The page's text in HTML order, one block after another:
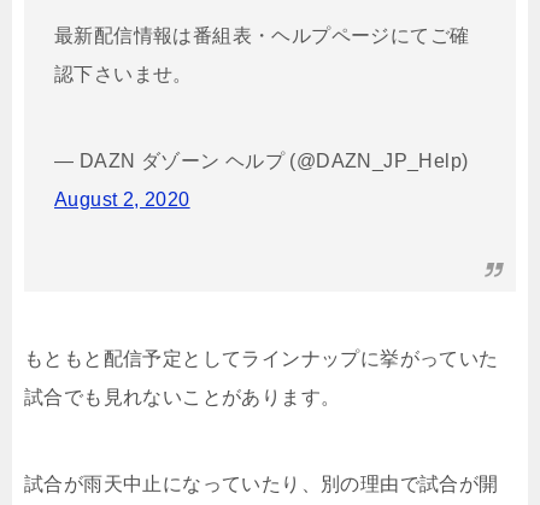
最新配信情報は番組表・ヘルプページにてご確
認下さいませ。
— DAZN ダゾーン ヘルプ (@DAZN_JP_Help)
August 2, 2020
もともと配信予定としてラインナップに挙がっていた
試合でも見れないことがあります。
試合が雨天中止になっていたり、別の理由で試合が開